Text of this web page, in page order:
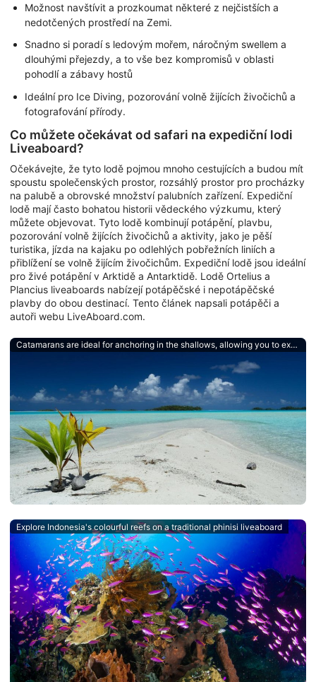
Možnost navštívit a prozkoumat některé z nejčistších a
nedotčených prostředí na Zemi.
Snadno si poradí s ledovým mořem, náročným swellem a
dlouhými přejezdy, a to vše bez kompromisů v oblasti
pohodlí a zábavy hostů
Ideální pro Ice Diving, pozorování volně žijících živočichů a
fotografování přírody.
Co můžete očekávat od safari na expediční lodi
Liveaboard?
Očekávejte, že tyto lodě pojmou mnoho cestujících a budou mít
spoustu společenských prostor, rozsáhlý prostor pro procházky
na palubě a obrovské množství palubních zařízení. Expediční
lodě mají často bohatou historii vědeckého výzkumu, který
můžete objevovat. Tyto lodě kombinují potápění, plavbu,
pozorování volně žijících živočichů a aktivity, jako je pěší
turistika, jízda na kajaku po odlehlých pobřežních liniích a
přiblížení se volně žijícím živočichům. Expediční lodě jsou ideální
pro živé potápění v Arktidě a Antarktidě. Lodě Ortelius a
Plancius liveaboards nabízejí potápěčské i nepotápěčské
plavby do obou destinací. Tento článek napsali potápěči a
autoři webu LiveAboard.com.
Catamarans are ideal for anchoring in the shallows, allowing you to explore untouched islands and atolls
Explore Indonesia's colourful reefs on a traditional phinisi liveaboard